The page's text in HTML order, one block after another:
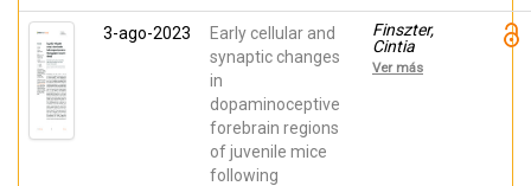
Castro,
Elena; Díaz,
Alvaro;
Vázquez-
Bourgon,
3-ago-2023
Early cellular and
synaptic changes
in
dopaminoceptive
forebrain regions
of juvenile mice
following
Finszter,
Cintia
Klaudia;
Kemecsei,
Ver más